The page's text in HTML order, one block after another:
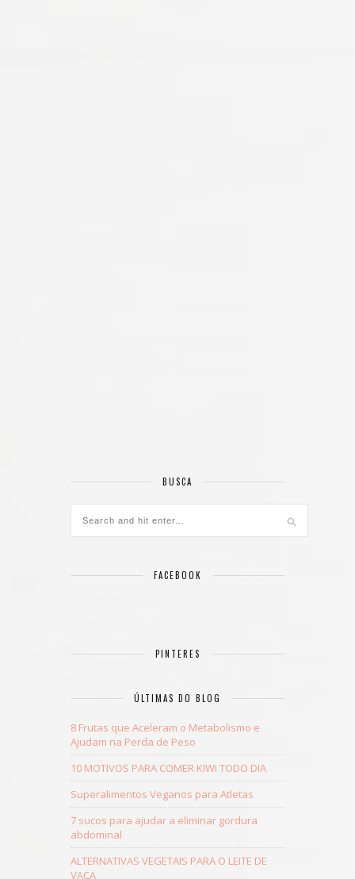
BUSCA
FACEBOOK
PINTERES
ÚLTIMAS DO BLOG
8 Frutas que Aceleram o Metabolismo e
Ajudam na Perda de Peso
10 MOTIVOS PARA COMER KIWI TODO DIA
Superalimentos Veganos para Atletas
7 sucos para ajudar a eliminar gordura
abdominal
ALTERNATIVAS VEGETAIS PARA O LEITE DE
VACA